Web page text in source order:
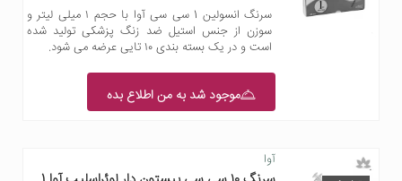
سرنگ انسولین 1 سی سی آوا با حجم ۱ میلی لیتر و
سوزن از جنس استیل ضد زنگ پزشکی تولید شده
است و در یک بسته بندی ۱۰ تایی عرضه می شود.
موجود شد به من اطلاع بده
آوا